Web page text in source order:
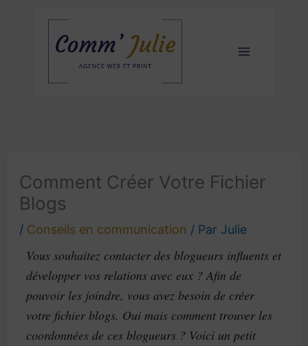
Comment Créer Votre Fichier
Blogs
/ Conseils en communication / Par Julie
Vous souhaitez contacter des blogueurs influents et
développer vos relations avec eux ? Afin de
pouvoir les joindre, vous avez besoin de créer
votre fichier blogs. Oui mais comment trouver les
coordonnées de ces blogueurs ? Voici un petit